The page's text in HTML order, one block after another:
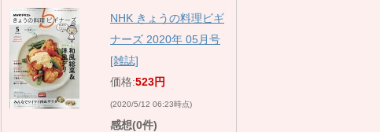
NHK きょうの料理ビギ
ナーズ 2020年 05月号
[雑誌]
価格:523円
(2020/5/12 06:23時点)
感想(0件)